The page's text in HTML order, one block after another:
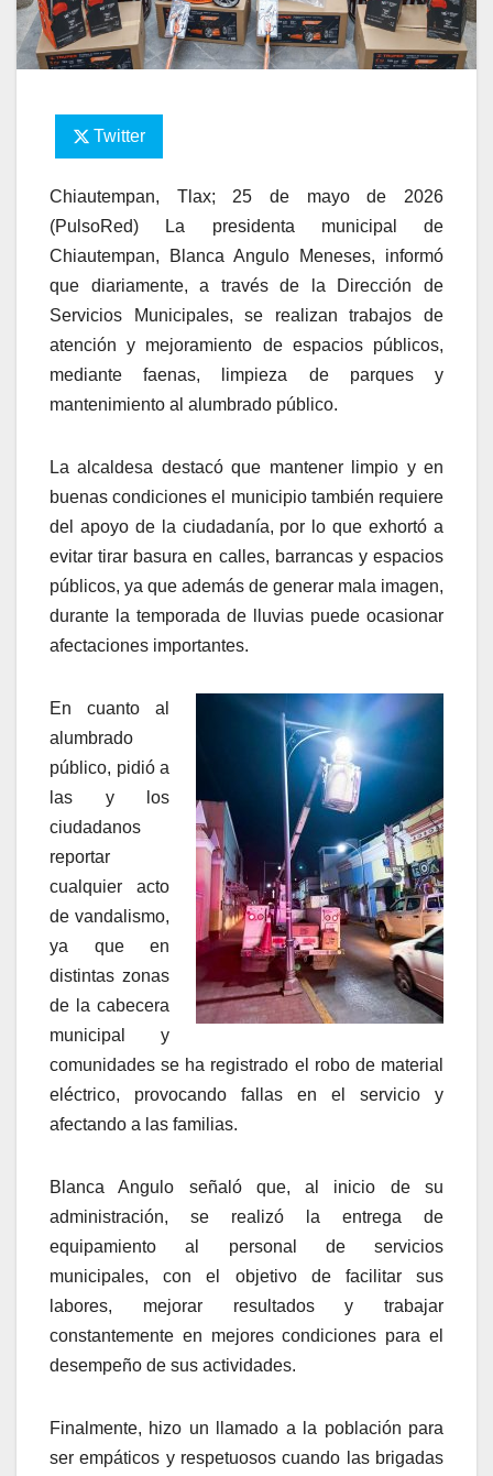
Twitter
Chiautempan, Tlax; 25 de mayo de 2026
(PulsoRed) La presidenta municipal de
Chiautempan, Blanca Angulo Meneses, informó
que diariamente, a través de la Dirección de
Servicios Municipales, se realizan trabajos de
atención y mejoramiento de espacios públicos,
mediante faenas, limpieza de parques y
mantenimiento al alumbrado público.
La alcaldesa destacó que mantener limpio y en
buenas condiciones el municipio también requiere
del apoyo de la ciudadanía, por lo que exhortó a
evitar tirar basura en calles, barrancas y espacios
públicos, ya que además de generar mala imagen,
durante la temporada de lluvias puede ocasionar
afectaciones importantes.
En cuanto al
alumbrado
público, pidió a
las y los
ciudadanos
reportar
cualquier acto
de vandalismo,
ya que en
distintas zonas
de la cabecera
municipal y
comunidades se ha registrado el robo de material
eléctrico, provocando fallas en el servicio y
afectando a las familias.
Blanca Angulo señaló que, al inicio de su
administración, se realizó la entrega de
equipamiento al personal de servicios
municipales, con el objetivo de facilitar sus
labores, mejorar resultados y trabajar
constantemente en mejores condiciones para el
desempeño de sus actividades.
Finalmente, hizo un llamado a la población para
ser empáticos y respetuosos cuando las brigadas